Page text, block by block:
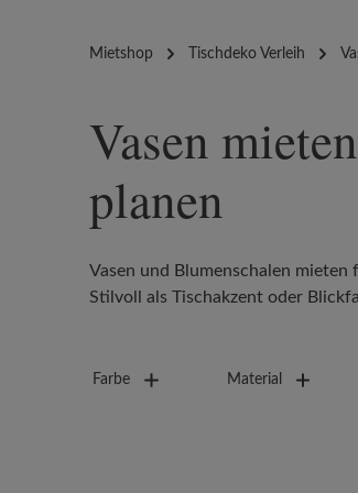
Mietshop Tischdeko Verleih
Vasen
planen
Vasen und Blumenschalen
Stilvoll als Tischakzent oder
Farbe Material
Es werden 24 von 206 Produkten